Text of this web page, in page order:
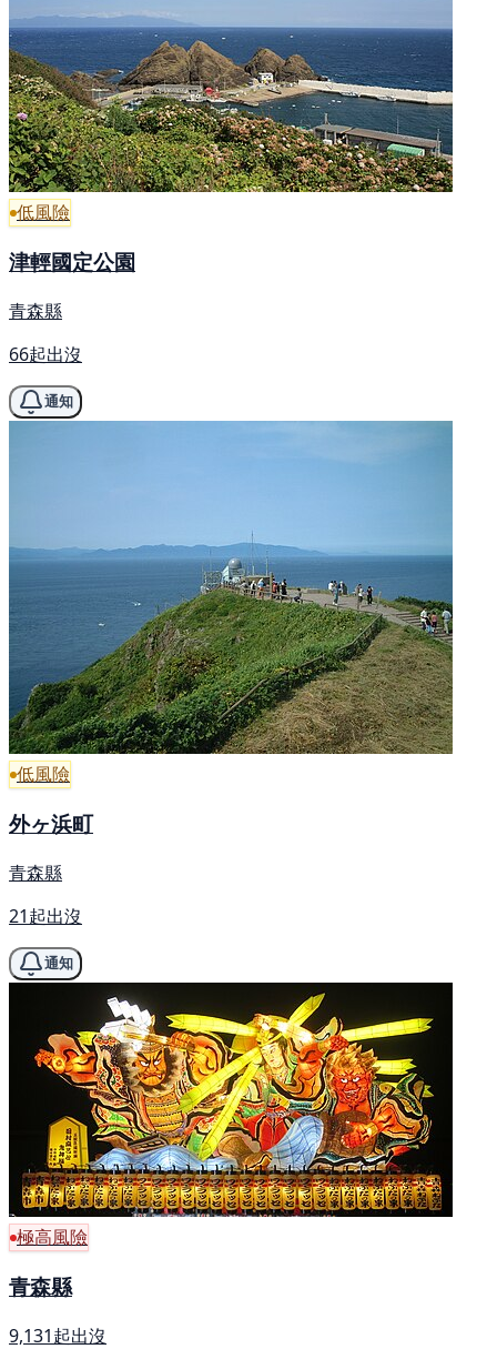
低風險
津輕國定公園
青森縣
66起出沒
通知
低風險
外ヶ浜町
青森縣
21起出沒
通知
極高風險
青森縣
9,131起出沒